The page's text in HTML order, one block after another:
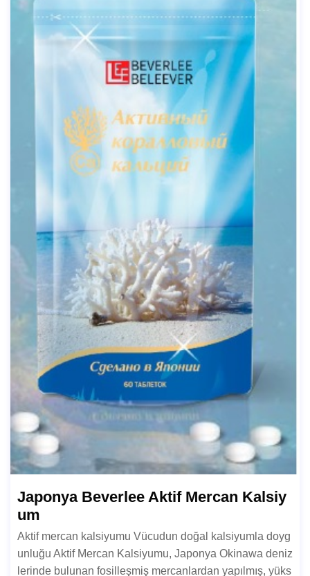
Japonya Beverlee Aktif Mercan Kalsiy
um
Aktif mercan kalsiyumu Vücudun doğal kalsiyumla doyg
unluğu Aktif Mercan Kalsiyumu, Japonya Okinawa deniz
lerinde bulunan fosilleşmiş mercanlardan yapılmış, yüks